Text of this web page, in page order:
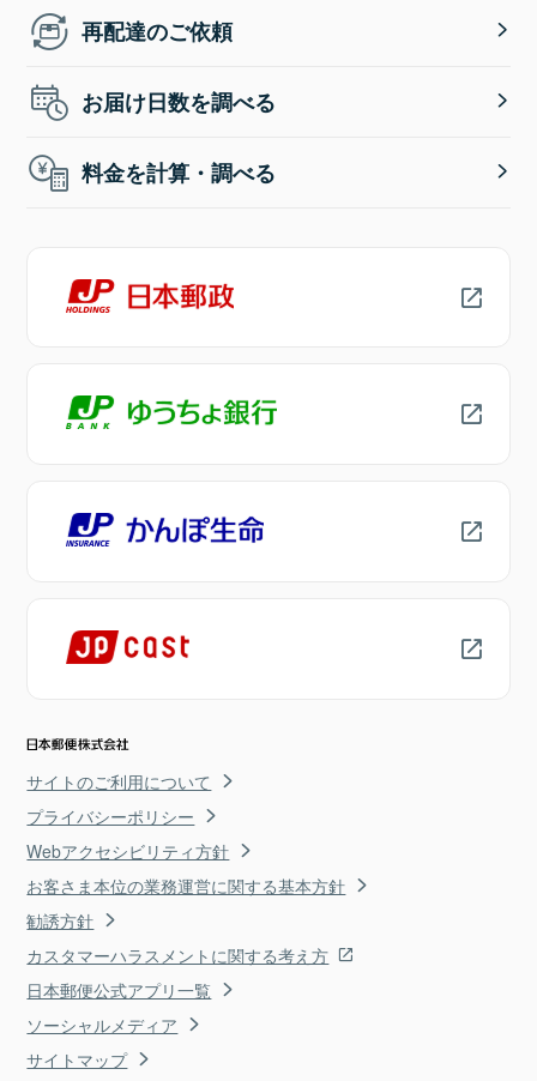
再配達のご依頼
お届け日数を調べる
料金を計算・調べる
サイトのご利用について
プライバシーポリシー
Webアクセシビリティ方針
お客さま本位の業務運営に関する基本方針
勧誘方針
カスタマーハラスメントに関する考え方
日本郵便公式アプリ一覧
ソーシャルメディア
サイトマップ